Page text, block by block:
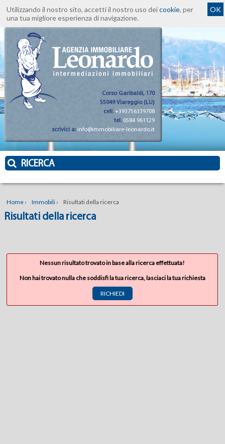
Utilizzando il nostro sito, accetti il nostro uso deicookie, per
una tua migliore esperienza di navigazione.
OK
Corso Garibaldi, 170
55049 Viareggio (LU)
cell.+393756339708
tel. 0584 961129
scrivici a: info@immobiliare-leonardo.it
RICERCA
Home › Immobili › Risultati della ricerca
Risultati della ricerca
Nessun risultato trovato in base alla ricerca effettuata!
Non hai trovato nulla che soddisfi la tua ricerca, lasciaci la tua richiesta
RICHIEDI